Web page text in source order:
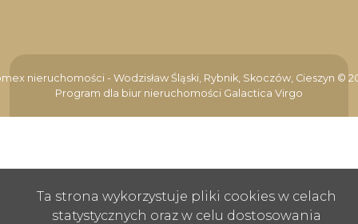
nieruchomości - Wodzisław Śląski, Rybnik, Skoczów, Cieszyn ©
Program dla biur nieruchomości Galactica Virgo
Ta strona wykorzystuje pliki cookies w celach
statystycznych oraz w celu dostosowania